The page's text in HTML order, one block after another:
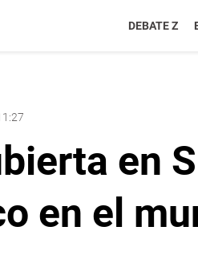
DEBATE Z
en
en el